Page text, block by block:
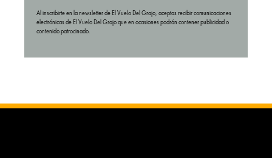
Al inscribirte en la newsletter de El Vuelo Del Grajo, aceptas recibir comunicaciones
electrónicas de El Vuelo Del Grajo que en ocasiones podrán contener publicidad o
contenido patrocinado.